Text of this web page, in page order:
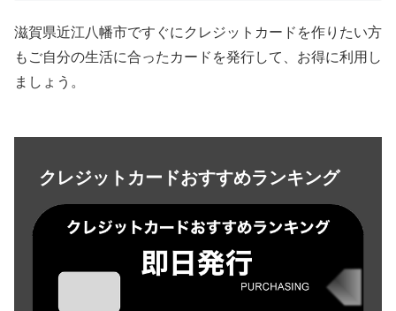
滋賀県近江八幡市ですぐにクレジットカードを作りたい方
もご自分の生活に合ったカードを発行して、お得に利用し
ましょう。
クレジットカードおすすめランキング